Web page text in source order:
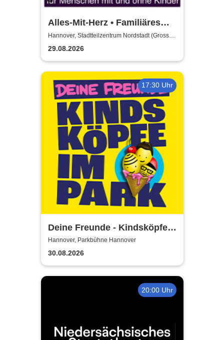
Alles-Mit-Herz • Familiäres
Festival - für Familien &
Menschen ohne Kinder
Hannover, Stadtteilzentrum Nordstadt (Grosser
Saal)
29.08.2026
17:30 Uhr
Deine Freunde - Kindsköpfe
im Park - Open Air 2026
Hannover, Parkbühne Hannover
30.08.2026
20:00 Uhr